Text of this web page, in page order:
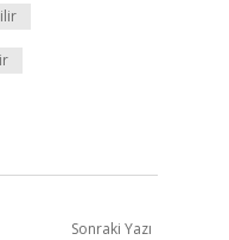
Sonraki Yazı